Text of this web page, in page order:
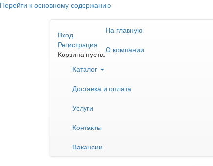
Перейти к основному содержанию
Вход
Регистрация
Корзина пуста.
На главную
О компании
Каталог
Доставка и оплата
Услуги
Контакты
Вакансии